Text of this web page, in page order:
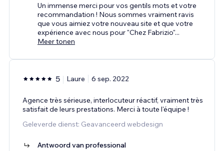
Un immense merci pour vos gentils mots et votre
recommandation ! Nous sommes vraiment ravis
que vous aimiez votre nouveau site et que votre
expérience avec nous pour "Chez Fabrizio"...
Meer tonen
5 Laure 6 sep. 2022
Agence très sérieuse, interlocuteur réactif, vraiment très
satisfait de leurs prestations. Merci à toute l'équipe !
Geleverde dienst: Geavanceerd webdesign
Antwoord van professional